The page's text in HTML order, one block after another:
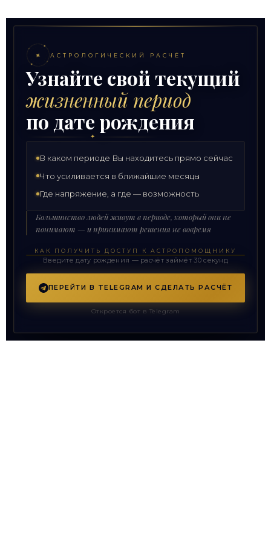
✦ АСТРОЛОГИЧЕСКИЙ РАСЧЁТ
Узнайте свой текущий
жизненный период
по дате рождения
✦
В каком периоде Вы находитесь прямо сейчас
Что усиливается в ближайшие месяцы
Где напряжение, а где — возможность
Большинство людей живут в периоде, который они не
понимают — и принимают решения не вовремя
КАК ПОЛУЧИТЬ ДОСТУП К АСТРОПОМОЩНИКУ
Введите дату рождения — расчёт займёт 30 секунд
ПЕРЕЙТИ В TELEGRAM И СДЕЛАТЬ РАСЧЁТ
Откроется бот в Telegram